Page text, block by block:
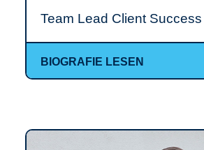
Team Lead Client Success
BIOGRAFIE LESEN